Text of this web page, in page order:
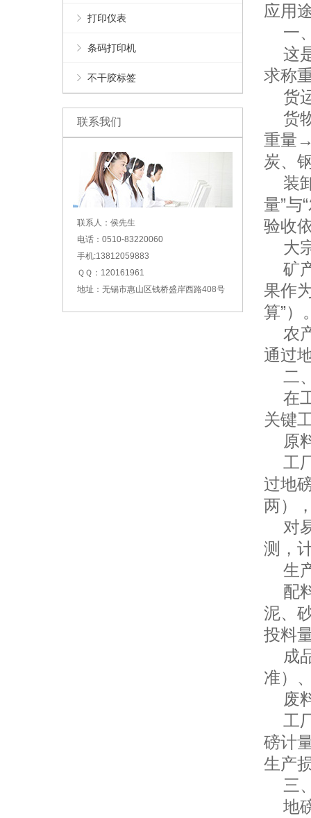
打印仪表
条码打印机
不干胶标签
联系我们
联系人：侯先生
电话：0510-83220060
手机:13812059883
ＱＱ：120161961
地址：无锡市惠山区钱桥盛岸西路408号
应用
一
这
求称
货
货
重量
炭、
装卸
量”与
验收
大
矿
果作
算”）
农
通过
二
在工
关键
原
工
过地
两）
对
测，
生
配料
泥、
投料
成
准）
废
工
磅计
生产
三
地